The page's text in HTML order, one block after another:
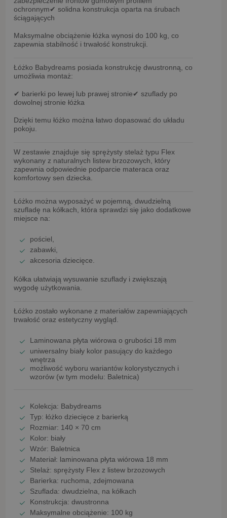
ochronnym✔ solidna konstrukcja oparta na śrubach
ściągających
Maksymalne obciążenie łóżka wynosi do 100 kg , co
zapewnia stabilność i trwałość konstrukcji.
Łóżko Babydreams posiada konstrukcję dwustronną , co
umożliwia montaż:
✔ barierki po lewej lub prawej stronie✔ szuflady po
dowolnej stronie łóżka
Dzięki temu łóżko można łatwo dopasować do układu
pokoju.
W zestawie znajduje się sprężysty stelaż typu Flex
wykonany z naturalnych listew brzozowych , który
zapewnia odpowiednie podparcie materaca oraz
komfortowy sen dziecka.
Łóżko można wyposażyć w pojemną, dwudzielną
szufladę na kółkach , która sprawdzi się jako dodatkowe
miejsce na:
pościel,
zabawki,
akcesoria dziecięce.
Kółka ułatwiają wysuwanie szuflady i zwiększają
wygodę użytkowania.
Łóżko zostało wykonane z materiałów zapewniających
trwałość oraz estetyczny wygląd.
Laminowana płyta wiórowa o grubości 18 mm
uniwersalny biały kolor pasujący do każdego
wnętrza
możliwość wyboru wariantów kolorystycznych i
wzorów (w tym modelu: Baletnica)
Kolekcja: Babydreams
Typ: łóżko dziecięce z barierką
Rozmiar: 140 × 70 cm
Kolor: biały
Wzór: Baletnica
Materiał: laminowana płyta wiórowa 18 mm
Stelaż: sprężysty Flex z listew brzozowych
Barierka: ruchoma, zdejmowana
Szuflada: dwudzielna, na kółkach
Konstrukcja: dwustronna
Maksymalne obciążenie: 100 kg